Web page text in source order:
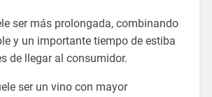
ser más prolongada, combinando
y un importante tiempo de estiba
de llegar al consumidor.
ser un vino con mayor